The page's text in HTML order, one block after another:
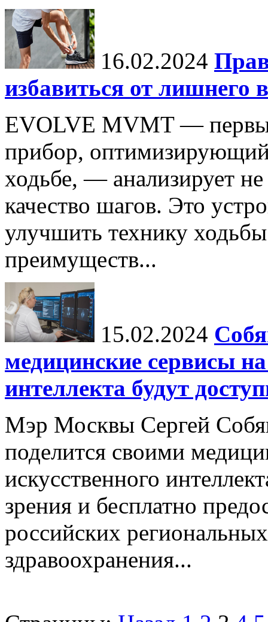
16.02.2024
избавиться от лишнего
EVOLVE MVMT —
прибор,
ходьбе, — анализирует
качество шагов. Это
улучшить технику
преимуществ...
15.02.2024
медицинские сервисы
интеллекта будут
Мэр Москвы Сергей
поделится своими
искусственного
зрения и бесплатно
российских
здравоохранения...